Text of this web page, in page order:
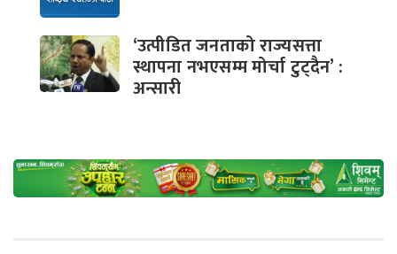
‘उत्पीडित जनताको राज्यसत्ता
स्थापना नभएसम्म मोर्चा टुट्दैन’ :
अन्सारी